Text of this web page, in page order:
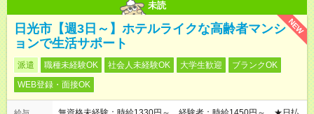
未読
NEW
日光市【週3日～】ホテルライクな高齢者マンシ
ョンで生活サポート
派遣 職種未経験OK 社会人未経験OK 大学生歓迎
ブランクOK
WEB登録・面接OK